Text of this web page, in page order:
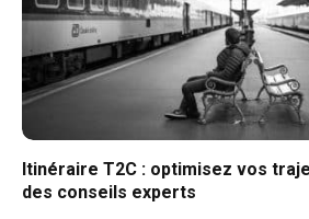
Itinéraire T2C : optimisez vos
des conseils experts